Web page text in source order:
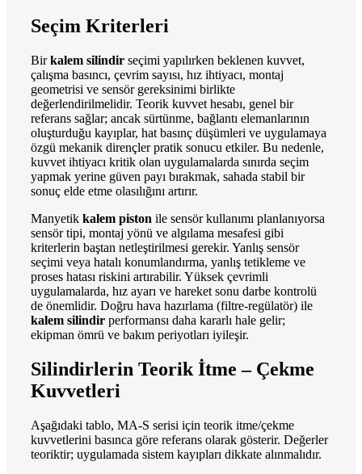
Seçim Kriterleri
Birkalem silindir seçimi yapılırken beklenen kuvvet,
çalışma basıncı, çevrim sayısı, hız ihtiyacı, montaj
geometrisi ve sensör gereksinimi birlikte
değerlendirilmelidir. Teorik kuvvet hesabı, genel bir
referans sağlar; ancak sürtünme, bağlantı elemanlarının
oluşturduğu kayıplar, hat basınç düşümleri ve uygulamaya
özgü mekanik dirençler pratik sonucu etkiler. Bu nedenle,
kuvvet ihtiyacı kritik olan uygulamalarda sınırda seçim
yapmak yerine güven payı bırakmak, sahada stabil bir
sonuç elde etme olasılığını artırır.
Manyetik kalem piston ile sensör kullanımı planlanıyorsa
sensör tipi, montaj yönü ve algılama mesafesi gibi
kriterlerin baştan netleştirilmesi gerekir. Yanlış sensör
seçimi veya hatalı konumlandırma, yanlış tetikleme ve
proses hatası riskini artırabilir. Yüksek çevrimli
uygulamalarda, hız ayarı ve hareket sonu darbe kontrolü
de önemlidir. Doğru hava hazırlama (filtre-regülatör) ile
kalem silindir performansı daha kararlı hale gelir;
ekipman ömrü ve bakım periyotları iyileşir.
Silindirlerin Teorik İtme – Çekme
Kuvvetleri
Aşağıdaki tablo, MA-S serisi için teorik itme/çekme
kuvvetlerini basınca göre referans olarak gösterir. Değerler
teoriktir; uygulamada sistem kayıpları dikkate alınmalıdır.